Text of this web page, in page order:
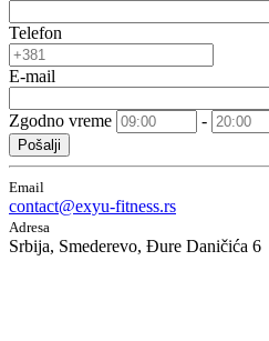
Telefon
E-mail
Zgodno vreme -
Pošalji
Email
contact@exyu-fitness.rs
Adresa
Srbija, Smederevo, Đure Daničića 6